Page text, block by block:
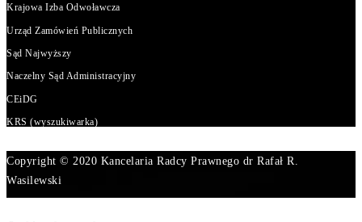
Krajowa Izba Odwoławcza
Urząd Zamówień Publicznych
Sąd Najwyższy
Naczelny Sąd Administracyjny
CEiDG
KRS (wyszukiwarka)
Copyright © 2020 Kancelaria Radcy Prawnego dr Rafał R.
Wasilewski